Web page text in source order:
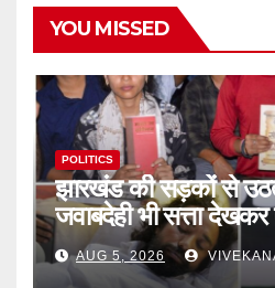
YOU MISSED
POLITICS
झारखंड की सड़कों से
जवाबदेही भी सत्ता देखकर
AUG 5, 2026